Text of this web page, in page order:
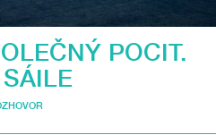
POCIT.